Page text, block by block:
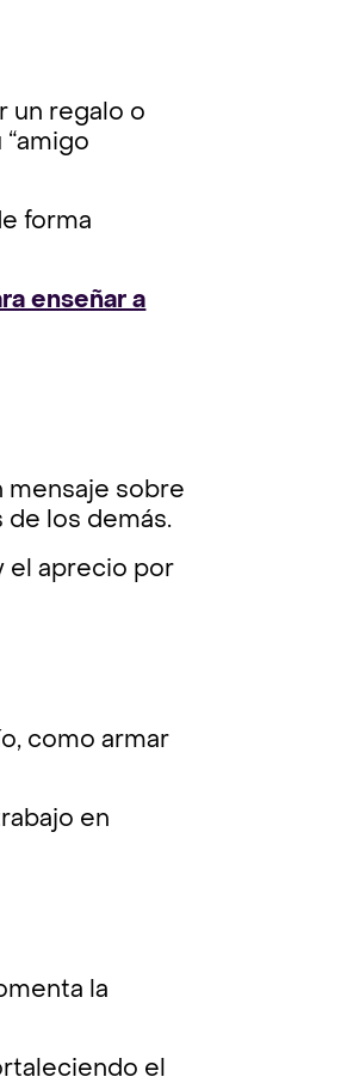
un regalo o
forma
enseñar a
mensaje sobre
de los demás.
el aprecio por
como armar
en
la
el